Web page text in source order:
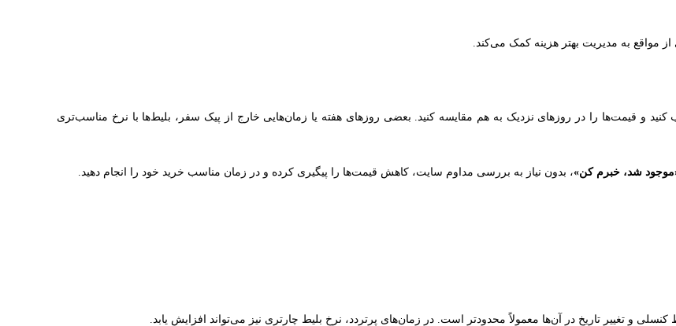
مواقع به مدیریت بهتر هزینه کمک می‌کند.
کنید و قیمت‌ها را در روزهای نزدیک به هم مقایسه کنید. بعضی روزهای هفته یا زمان‌هایی خارج از پیک سفر، بلیط‌ها با نرخ مناسب‌تری
شد، خبرم کن»، بدون نیاز به بررسی مداوم سایت، کاهش قیمت‌ها را پیگیری کرده و در زمان مناسب خرید خود را انجام دهید.
و تغییر تاریخ در آن‌ها معمولاً محدودتر است. در زمان‌های پرتردد، نرخ بلیط چارتری نیز می‌تواند افزایش یابد.